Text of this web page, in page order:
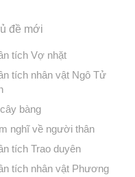
đề mới
tích Vợ nhặt
tích nhân vật Ngô Tử
bàng
nghĩ về người thân
tích Trao duyên
tích nhân vật Phương